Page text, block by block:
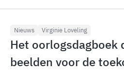
Nieuws Virginie Loveling
Het oorlogsdagboek
beelden voor de